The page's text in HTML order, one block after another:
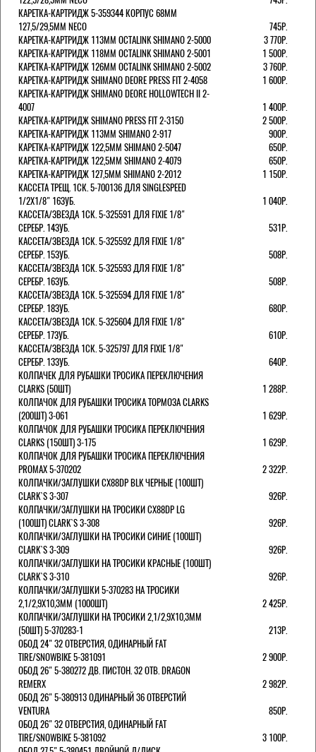
КАРЕТКА-КАРТРИДЖ 5-359344 КОРПУС 68ММ
127,5/29,5ММ NECO
745Р.
КАРЕТКА-КАРТРИДЖ 113ММ OCTALINK SHIMANO 2-5000
3 770Р.
КАРЕТКА-КАРТРИДЖ 118ММ OCTALINK SHIMANO 2-5001
1 500Р.
КАРЕТКА-КАРТРИДЖ 126ММ OCTALINK SHIMANO 2-5002
3 760Р.
КАРЕТКА-КАРТРИДЖ SHIMANO DEORE PRESS FIT 2-4058
1 600Р.
КАРЕТКА-КАРТРИДЖ SHIMANO DEORE HOLLOWTECH II 2-
4007
1 400Р.
КАРЕТКА-КАРТРИДЖ SHIMANO PRESS FIT 2-3150
2 500Р.
КАРЕТКА-КАРТРИДЖ 113ММ SHIMANO 2-917
900Р.
КАРЕТКА-КАРТРИДЖ 122,5ММ SHIMANO 2-5047
650Р.
КАРЕТКА-КАРТРИДЖ 122,5ММ SHIMANO 2-4079
650Р.
КАРЕТКА-КАРТРИДЖ 127,5ММ SHIMANO 2-2012
1 150Р.
КАССЕТА ТРЕЩ. 1СК. 5-700136 ДЛЯ SINGLESPEED
1/2X1/8" 16ЗУБ.
1 040Р.
КАССЕТА/ЗВЕЗДА 1СК. 5-325591 ДЛЯ FIXIE 1/8"
СЕРЕБР. 14ЗУБ.
531Р.
КАССЕТА/ЗВЕЗДА 1СК. 5-325592 ДЛЯ FIXIE 1/8"
СЕРЕБР. 15ЗУБ.
508Р.
КАССЕТА/ЗВЕЗДА 1СК. 5-325593 ДЛЯ FIXIE 1/8"
СЕРЕБР. 16ЗУБ.
508Р.
КАССЕТА/ЗВЕЗДА 1СК. 5-325594 ДЛЯ FIXIE 1/8"
СЕРЕБР. 18ЗУБ.
680Р.
КАССЕТА/ЗВЕЗДА 1СК. 5-325604 ДЛЯ FIXIE 1/8"
СЕРЕБР. 17ЗУБ.
610Р.
КАССЕТА/ЗВЕЗДА 1СК. 5-325797 ДЛЯ FIXIE 1/8"
СЕРЕБР. 13ЗУБ.
640Р.
КОЛПАЧЕК ДЛЯ РУБАШКИ ТРОСИКА ПЕРЕКЛЮЧЕНИЯ
CLARKS (50ШТ)
1 288Р.
КОЛПАЧОК ДЛЯ РУБАШКИ ТРОСИКА ТОРМОЗА CLARKS
(200ШТ) 3-061
1 629Р.
КОЛПАЧОК ДЛЯ РУБАШКИ ТРОСИКА ПЕРЕКЛЮЧЕНИЯ
CLARKS (150ШТ) 3-175
1 629Р.
КОЛПАЧОК ДЛЯ РУБАШКИ ТРОСИКА ПЕРЕКЛЮЧЕНИЯ
PROMAX 5-370202
2 322Р.
КОЛПАЧКИ/3АГЛУШКИ CX88DP BLK ЧЕРНЫЕ (100ШТ)
CLARK`S 3-307
926Р.
КОЛПАЧКИ/3АГЛУШКИ НА ТРОСИКИ CX88DP LG
(100ШТ) CLARK`S 3-308
926Р.
КОЛПАЧКИ/3АГЛУШКИ НА ТРОСИКИ СИНИЕ (100ШТ)
CLARK`S 3-309
926Р.
КОЛПАЧКИ/3АГЛУШКИ НА ТРОСИКИ КРАСНЫЕ (100ШТ)
CLARK`S 3-310
926Р.
КОЛПАЧКИ/3АГЛУШКИ 5-370283 НА ТРОСИКИ
2,1/2,9Х10,3ММ (1000ШТ)
2 425Р.
КОЛПАЧКИ/3АГЛУШКИ НА ТРОСИКИ 2,1/2,9Х10,3ММ
(50ШТ) 5-370283-1
213Р.
ОБОД 24" 32 ОТВЕРСТИЯ, ОДИНАРНЫЙ FAT
TIRE/SNOWBIKE 5-381091
2 900Р.
ОБОД 26" 5-380272 ДВ. ПИСТОН. 32 ОТВ. DRAGON
REMERX
2 982Р.
ОБОД 26" 5-380913 ОДИНАРНЫЙ 36 ОТВЕРСТИЙ
VENTURA
850Р.
ОБОД 26" 32 ОТВЕРСТИЯ, ОДИНАРНЫЙ FAT
TIRE/SNOWBIKE 5-381092
3 100Р.